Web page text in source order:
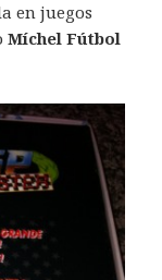
en juegos
Míchel Fútbol